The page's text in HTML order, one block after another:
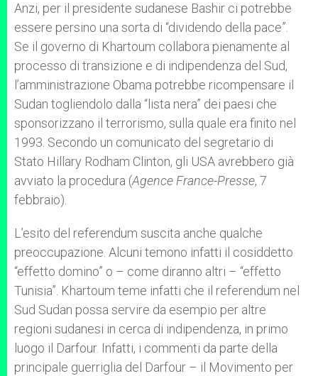
Anzi, per il presidente sudanese Bashir ci potrebbe
essere persino una sorta di “dividendo della pace”.
Se il governo di Khartoum collabora pienamente al
processo di transizione e di indipendenza del Sud,
l’amministrazione Obama potrebbe ricompensare il
Sudan togliendolo dalla “lista nera” dei paesi che
sponsorizzano il terrorismo, sulla quale era finito nel
1993. Secondo un comunicato del segretario di
Stato Hillary Rodham Clinton, gli USA avrebbero già
avviato la procedura (Agence France-Presse, 7
febbraio).
L’esito del referendum suscita anche qualche
preoccupazione. Alcuni temono infatti il cosiddetto
“effetto domino” o – come diranno altri – “effetto
Tunisia”. Khartoum teme infatti che il referendum nel
Sud Sudan possa servire da esempio per altre
regioni sudanesi in cerca di indipendenza, in primo
luogo il Darfour. Infatti, i commenti da parte della
principale guerriglia del Darfour – il Movimento per